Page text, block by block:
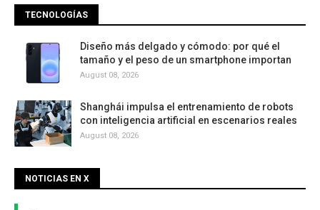
TECNOLOGÍAS
Diseño más delgado y cómodo: por qué el
tamaño y el peso de un smartphone importan
August 08, 2026
Shanghái impulsa el entrenamiento de robots
con inteligencia artificial en escenarios reales
August 08, 2026
NOTICIAS EN X